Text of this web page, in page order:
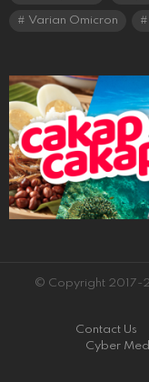
Varian Omicron
© Copyright 2017-
Contact Us
Cyber